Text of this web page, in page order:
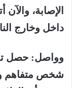
الإصابة، والآن
داخل وخارج
وواصل: حصل
شخص متفاهم